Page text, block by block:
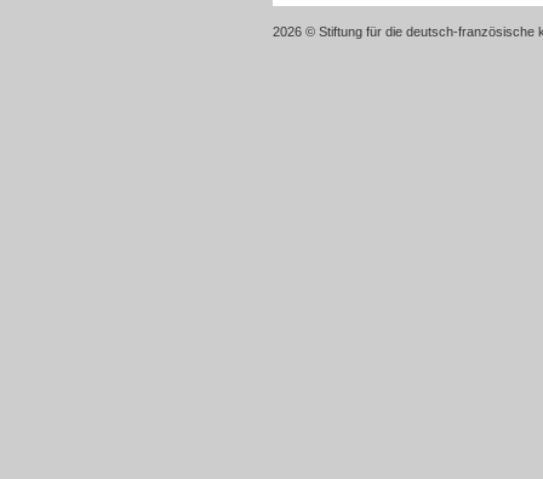
2026 © Stiftung für die deutsch-französische